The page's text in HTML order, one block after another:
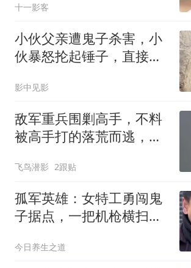
十一影客
小伙父亲遭鬼子杀害，小
伙暴怒抡起锤子，直接砸
影中见影
敌军重兵围剿高手，不料
被高手打的落荒而逃，真
飞鸟潜影 2跟贴
孤军英雄：女特工勇闯鬼
子据点，一把机枪横扫，
今日养生之道